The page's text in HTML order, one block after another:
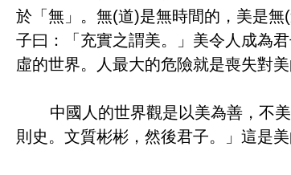
於「無」。無(道)是無時間的，美是
子曰：「充實之謂美。」美令人成為
虛的世界。人最大的危險就是喪失對
中國人的世界觀是以美為善，不美
則史。文質彬彬，然後君子。」這是